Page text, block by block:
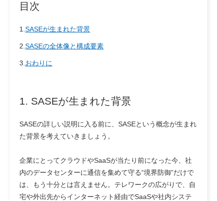
目次
1. SASEが生まれた背景
2. SASEの全体像と構成要素
3. おわりに
1. SASEが生まれた背景
SASEの詳しい説明に入る前に、SASEという概念が生まれ
た背景を考えていきましょう。
企業にとってクラウドやSaaSが当たり前になった今、社
内のデータセンターに通信を集めて守る“境界防御”だけで
は、もう十分とは言えません。テレワークの広がりで、自
宅や外出先からインターネット経由でSaaSや社内システ